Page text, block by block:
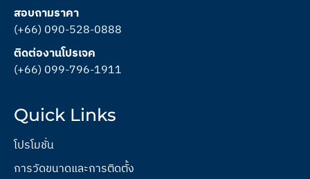
สอบถามราคา
(+66) 090-528-0888
ติดต่องานโปรเจค
(+66) 099-796-1911
Quick Links
โปรโมชั่น
การวัดขนาดและการติดตั้ง